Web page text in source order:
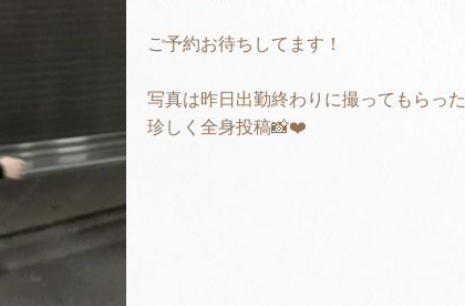
ご予約お待ちしてます！
写真は昨日出勤終わりに撮ってもらった
珍しく全身投稿📸❤️